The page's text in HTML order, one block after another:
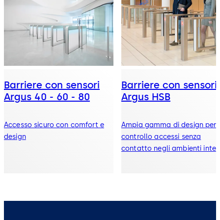
Barriere con sensori
Argus 40 - 60 - 80
Accesso sicuro con comfort e
design
Barriere con sensori
Argus HSB
Ampia gamma di design per
controllo accessi senza
contatto negli ambienti